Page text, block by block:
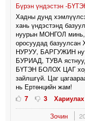
Бүрэн үндэстэн -
Хадны дунд
хань үндэстэнд
нуурын МОНГОЛ минь,
оросуудад
НУРУУ, БАРГУЖИН
БУРИАД, ТУВА
БҮТЭН БОЛОХ ЦАГ
зайлшгүй. Цаг
нь Ертөнцийн жам!
7
3
Хариулах
Зочин